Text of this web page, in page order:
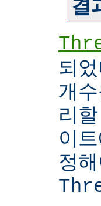
결
되
개
리
이
정